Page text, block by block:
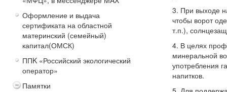
Оформление и выдача
сертификата на областной
материнский (семейный)
капитал(ОМСК)
ППK «Российский экологический
оператор»
Памятки
3. При выходе
чтобы ворот
т.п.),
4. В целях
минеральной
употребления
напитков.